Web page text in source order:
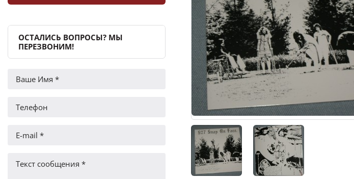
ОСТАЛИСЬ ВОПРОСЫ? МЫ
ПЕРЕЗВОНИМ!